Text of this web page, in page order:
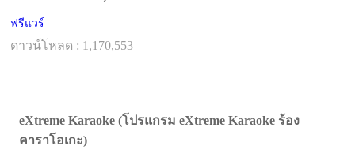
ฟรีแวร์
ดาวน์โหลด : 1,170,553
eXtreme Karaoke (โปรแกรม eXtreme Karaoke ร้อง
คาราโอเกะ)